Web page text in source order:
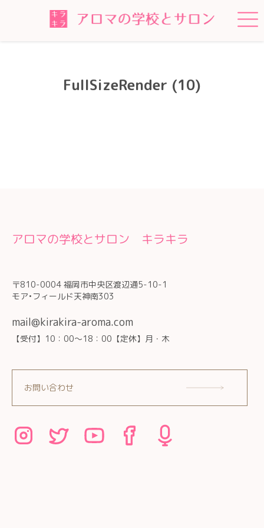
FullSizeRender (10)
アロマの学校とサロン キラキラ
〒810-0004 福岡市中央区渡辺通5-10-1
モア•フィールド天神南303
mail@kirakira-aroma.com
【受付】10：00～18：00【定休】月・木
お問い合わせ